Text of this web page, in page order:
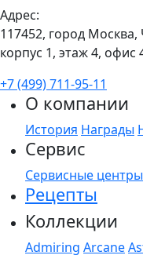
Адрес:
117452, город
корпус 1, этаж 4, офис
+7 (499) 711-95-11
О компании
История Награды
Сервис
Сервисные центры
Рецепты
Коллекции
Admiring Arcane